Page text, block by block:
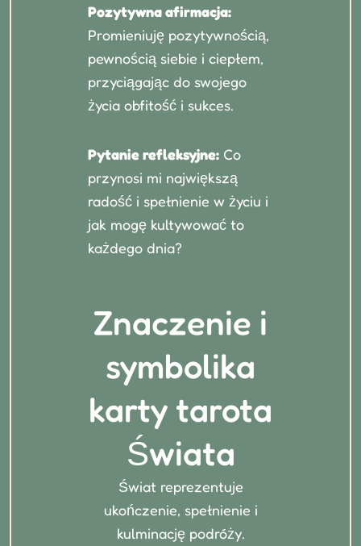
Pozytywna afirmacja:
Promieniuję pozytywnością,
pewnością siebie i ciepłem,
przyciągając do swojego
życia obfitość i sukces.
Pytanie refleksyjne: Co
przynosi mi największą
radość i spełnienie w życiu i
jak mogę kultywować to
każdego dnia?
Znaczenie i
symbolika
karty tarota
Świata
Świat reprezentuje
ukończenie, spełnienie i
kulminację podróży.